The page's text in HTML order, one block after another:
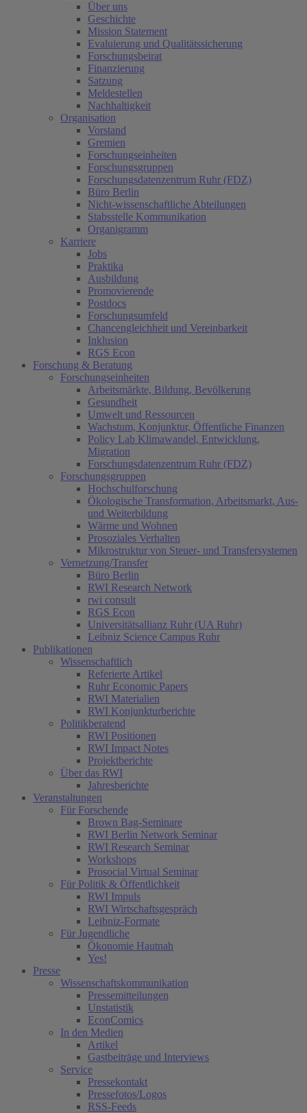
Über uns
Geschichte
Mission Statement
Evaluierung und Qualitätssicherung
Forschungsbeirat
Finanzierung
Satzung
Meldestellen
Nachhaltigkeit
Organisation
Vorstand
Gremien
Forschungseinheiten
Forschungsgruppen
Forschungsdatenzentrum Ruhr (FDZ)
Büro Berlin
Nicht-wissenschaftliche Abteilungen
Stabsstelle Kommunikation
Organigramm
Karriere
Jobs
Praktika
Ausbildung
Promovierende
Postdocs
Forschungsumfeld
Chancengleichheit und Vereinbarkeit
Inklusion
RGS Econ
Forschung & Beratung
Forschungseinheiten
Arbeitsmärkte, Bildung, Bevölkerung
Gesundheit
Umwelt und Ressourcen
Wachstum, Konjunktur, Öffentliche Finanzen
Policy Lab Klimawandel, Entwicklung,
Migration
Forschungsdatenzentrum Ruhr (FDZ)
Forschungsgruppen
Hochschulforschung
Ökologische Transformation, Arbeitsmarkt, Aus-
und Weiterbildung
Wärme und Wohnen
Prosoziales Verhalten
Mikrostruktur von Steuer- und Transfersystemen
Vernetzung/Transfer
Büro Berlin
RWI Research Network
rwi consult
RGS Econ
Universitätsallianz Ruhr (UA Ruhr)
Leibniz Science Campus Ruhr
Publikationen
Wissenschaftlich
Referierte Artikel
Ruhr Economic Papers
RWI Materialien
RWI Konjunkturberichte
Politikberatend
RWI Positionen
RWI Impact Notes
Projektberichte
Über das RWI
Jahresberichte
Veranstaltungen
Für Forschende
Brown Bag-Seminare
RWI Berlin Network Seminar
RWI Research Seminar
Workshops
Prosocial Virtual Seminar
Für Politik & Öffentlichkeit
RWI Impuls
RWI Wirtschaftsgespräch
Leibniz-Formate
Für Jugendliche
Ökonomie Hautnah
Yes!
Presse
Wissenschaftskommunikation
Pressemitteilungen
Unstatistik
EconComics
In den Medien
Artikel
Gastbeiträge und Interviews
Service
Pressekontakt
Pressefotos/Logos
RSS-Feeds